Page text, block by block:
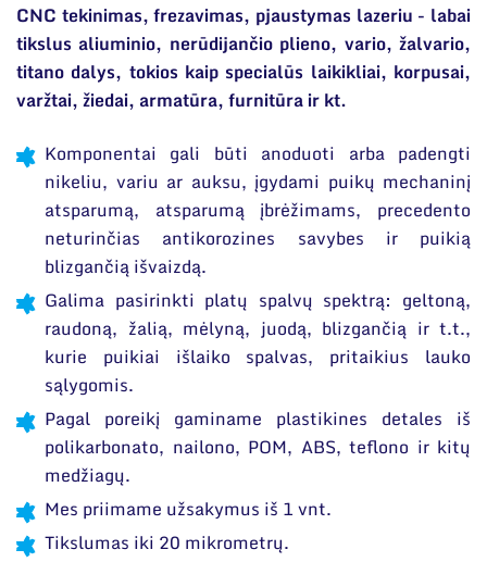
CNC tekinimas, frezavimas, pjaustymas lazeriu - labai
tikslus aliuminio, nerūdijančio plieno, vario, žalvario,
titano dalys, tokios kaip specialūs laikikliai, korpusai,
varžtai, žiedai, armatūra, furnitūra ir kt.
Komponentai gali būti anoduoti arba padengti
nikeliu, variu ar auksu, įgydami puikų mechaninį
atsparumą, atsparumą įbrėžimams, precedento
neturinčias antikorozines savybes ir puikią
blizgančią išvaizdą.
Galima pasirinkti platų spalvų spektrą: geltoną,
raudoną, žalią, mėlyną, juodą, blizgančią ir t.t.,
kurie puikiai išlaiko spalvas, pritaikius lauko
sąlygomis.
Pagal poreikį gaminame plastikines detales iš
polikarbonato, nailono, POM, ABS, teflono ir kitų
medžiagų.
Mes priimame užsakymus iš 1 vnt.
Tikslumas iki 20 mikrometrų.